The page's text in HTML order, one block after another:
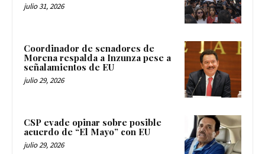
julio 31, 2026
Coordinador de senadores de
Morena respalda a Inzunza pese a
señalamientos de EU
julio 29, 2026
CSP evade opinar sobre posible
acuerdo de “El Mayo” con EU
julio 29, 2026